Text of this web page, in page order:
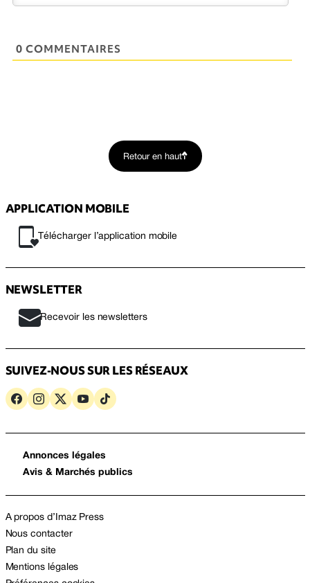
0 COMMENTAIRES
Retour en haut
APPLICATION MOBILE
Télécharger l’application mobile
NEWSLETTER
Recevoir les newsletters
SUIVEZ-NOUS SUR LES RÉSEAUX
Annonces légales
Avis & Marchés publics
A propos d’Imaz Press
Nous contacter
Plan du site
Mentions légales